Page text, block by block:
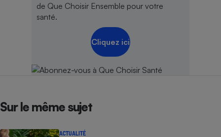
de Que Choisir Ensemble pour votre
santé.
Cliquez ici
Sur le même sujet
ACTUALITÉ